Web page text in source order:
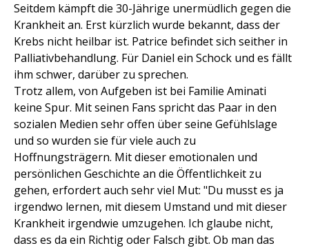
Seitdem kämpft die 30-Jährige unermüdlich gegen die
Krankheit an. Erst kürzlich wurde bekannt, dass der
Krebs nicht heilbar ist. Patrice befindet sich seither in
Palliativbehandlung. Für Daniel ein Schock und es fällt
ihm schwer, darüber zu sprechen.
Trotz allem, von Aufgeben ist bei Familie Aminati
keine Spur. Mit seinen Fans spricht das Paar in den
sozialen Medien sehr offen über seine Gefühlslage
und so wurden sie für viele auch zu
Hoffnungsträgern. Mit dieser emotionalen und
persönlichen Geschichte an die Öffentlichkeit zu
gehen, erfordert auch sehr viel Mut: "Du musst es ja
irgendwo lernen, mit diesem Umstand und mit dieser
Krankheit irgendwie umzugehen. Ich glaube nicht,
dass es da ein Richtig oder Falsch gibt. Ob man das